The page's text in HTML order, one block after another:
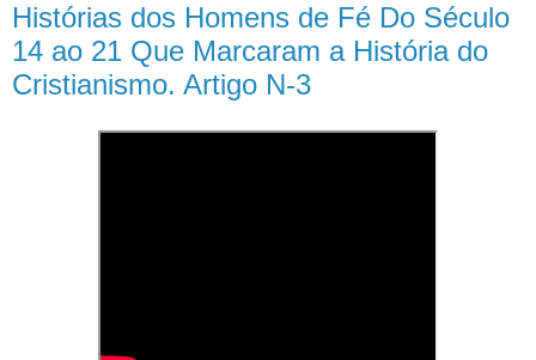
Histórias dos Homens de Fé Do Século
14 ao 21 Que Marcaram a História do
Cristianismo. Artigo N-3